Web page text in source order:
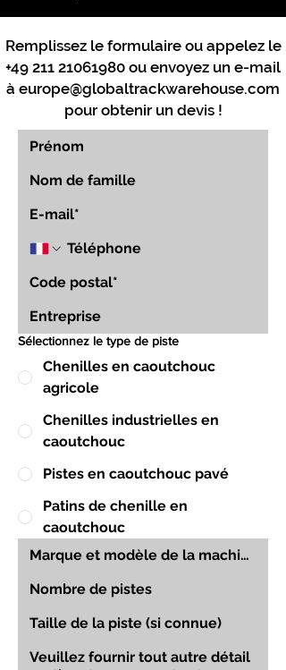
Remplissez le formulaire ou appelez le
+49 211 21061980 ou envoyez un e-mail
à europe@globaltrackwarehouse.com
pour obtenir un devis !
Sélectionnez le type de piste
Chenilles en caoutchouc
agricole
Chenilles industrielles en
caoutchouc
Pistes en caoutchouc pavé
Patins de chenille en
caoutchouc